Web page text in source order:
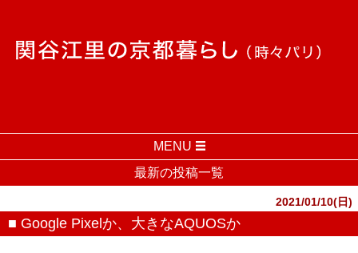
MENU
最新の投稿一覧
2021/01/10(日)
■ Google Pixelか、大きなAQUOSか